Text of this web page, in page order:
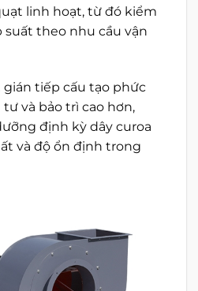
linh hoạt, từ đó kiểm
suất theo nhu cầu vận
tiếp cấu tạo phức
và bảo trì cao hơn,
định kỳ dây curoa
và độ ổn định trong